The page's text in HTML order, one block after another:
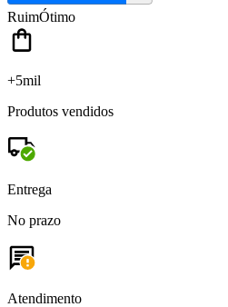
RuimÓtimo
+5mil
Produtos vendidos
Entrega
No prazo
Atendimento